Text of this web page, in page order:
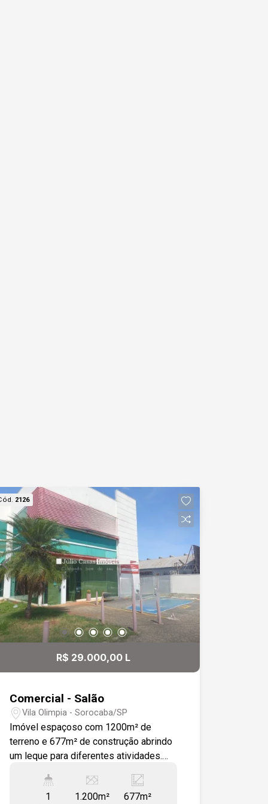
2126
R$ 29.000,00 L
Comercial - Salão
Vila Olimpia - Sorocaba/SP
Imóvel espaçoso com 1200m² de
terreno e 677m² de construção abrindo
um leque para diferentes atividades.
térreo tem um salão principal com uma
divisória de vidro que pode ser
1
1.200m²
677m²